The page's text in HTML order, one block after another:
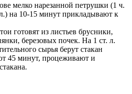
мелко нарезанной петрушки (1 ч.
на 10-15 минут прикладывают к
готовят из листьев брусники,
березовых почек. На 1 ст. л.
сырья берут стакан
45 минут, процеживают и